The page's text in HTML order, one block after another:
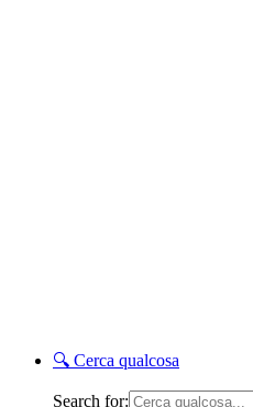
🔍 Cerca qualcosa
Search for: